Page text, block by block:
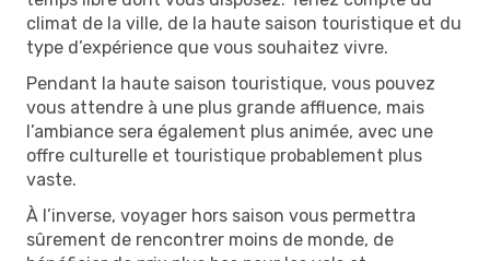
climat de la ville, de la haute saison touristique et du
type d’expérience que vous souhaitez vivre.
Pendant la haute saison touristique, vous pouvez
vous attendre à une plus grande affluence, mais
l’ambiance sera également plus animée, avec une
offre culturelle et touristique probablement plus
vaste.
À l’inverse, voyager hors saison vous permettra
sûrement de rencontrer moins de monde, de